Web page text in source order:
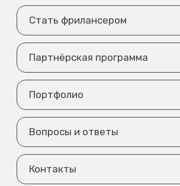
Стать фрилансером
Партнёрская программа
Портфолио
Вопросы и ответы
Контакты